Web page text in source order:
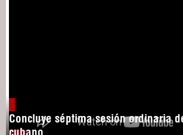
Concluye séptima sesión ordinaria